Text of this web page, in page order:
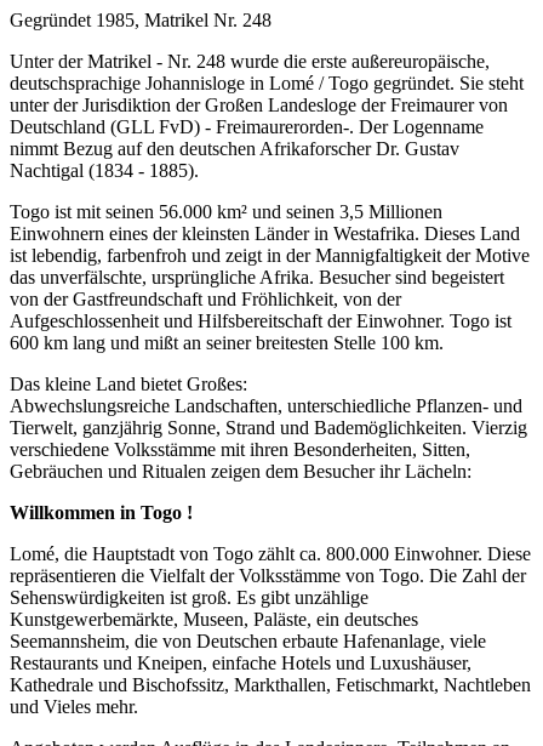
Gegründet 1985, Matrikel Nr. 248
Unter der Matrikel - Nr. 248 wurde die erste außereuropäische,
deutschsprachige Johannisloge in Lomé / Togo gegründet. Sie steht
unter der Jurisdiktion der Großen Landesloge der Freimaurer von
Deutschland (GLL FvD) - Freimaurerorden-. Der Logenname
nimmt Bezug auf den deutschen Afrikaforscher Dr. Gustav
Nachtigal (1834 - 1885).
Togo ist mit seinen 56.000 km² und seinen 3,5 Millionen
Einwohnern eines der kleinsten Länder in Westafrika. Dieses Land
ist lebendig, farbenfroh und zeigt in der Mannigfaltigkeit der Motive
das unverfälschte, ursprüngliche Afrika. Besucher sind begeistert
von der Gastfreundschaft und Fröhlichkeit, von der
Aufgeschlossenheit und Hilfsbereitschaft der Einwohner. Togo ist
600 km lang und mißt an seiner breitesten Stelle 100 km.
Das kleine Land bietet Großes:
Abwechslungsreiche Landschaften, unterschiedliche Pflanzen- und
Tierwelt, ganzjährig Sonne, Strand und Bademöglichkeiten. Vierzig
verschiedene Volksstämme mit ihren Besonderheiten, Sitten,
Gebräuchen und Ritualen zeigen dem Besucher ihr Lächeln:
Willkommen in Togo !
Lomé, die Hauptstadt von Togo zählt ca. 800.000 Einwohner. Diese
repräsentieren die Vielfalt der Volksstämme von Togo. Die Zahl der
Sehenswürdigkeiten ist groß. Es gibt unzählige
Kunstgewerbemärkte, Museen, Paläste, ein deutsches
Seemannsheim, die von Deutschen erbaute Hafenanlage, viele
Restaurants und Kneipen, einfache Hotels und Luxushäuser,
Kathedrale und Bischofssitz, Markthallen, Fetischmarkt, Nachtleben
und Vieles mehr.